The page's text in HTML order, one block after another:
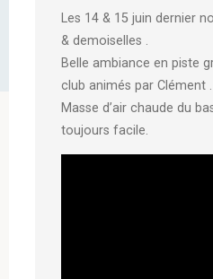
Les 14 & 15 juin dernier
& demoiselles .
Belle ambiance en piste
club animés par Clément .
Masse d’air chaude du
toujours facile.